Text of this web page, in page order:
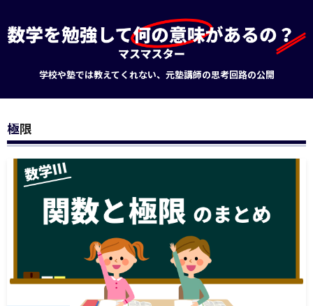
学校や塾では教えてくれない、元塾講師の思考回路の公開
極限